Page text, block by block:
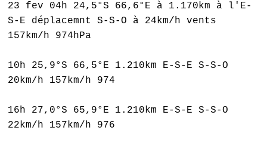
23 fev 04h 24,5°S 66,6°E à 1.170km à l'E-
S-E déplacemnt S-S-O à 24km/h vents
157km/h 974hPa
10h 25,9°S 66,5°E 1.210km E-S-E S-S-O
20km/h 157km/h 974
16h 27,0°S 65,9°E 1.210km E-S-E S-S-O
22km/h 157km/h 976